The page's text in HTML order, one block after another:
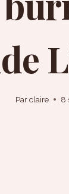
Parclaire 8